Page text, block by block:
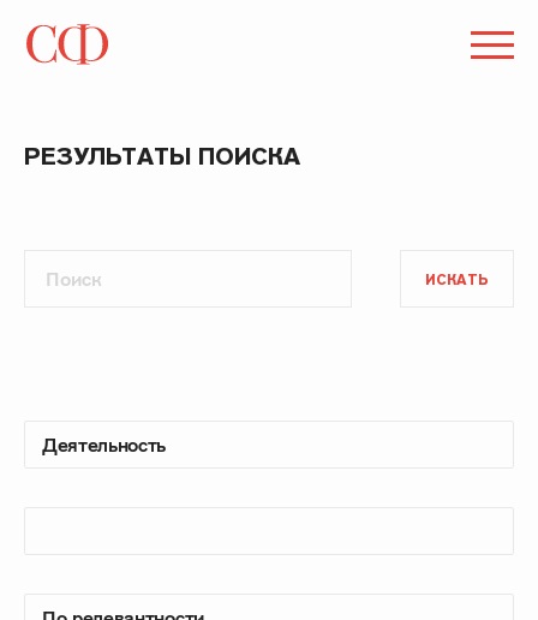
РЕЗУЛЬТАТЫ ПОИСКА
ИСКАТЬ